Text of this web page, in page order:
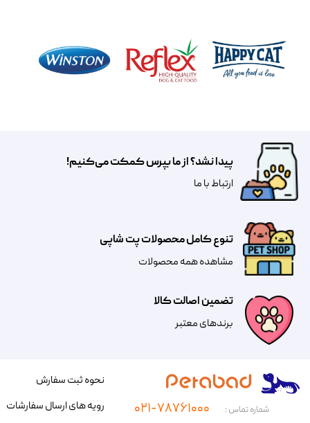
تضمین اصالت کالا
​​برندهای معتبر​​​​​​​
تنوع کامل محصولات پت شاپی
مشاهده همه محصولات
پیدا نشد؟ از ما بپرس کمکت می‌کنیم!
​​​ارتباط با ما
شماره تماس : ۰۲۱-۷۸۷۶۱۰۰۰
نحوه ثبت سفارش
رویه های ارسال سفارشات